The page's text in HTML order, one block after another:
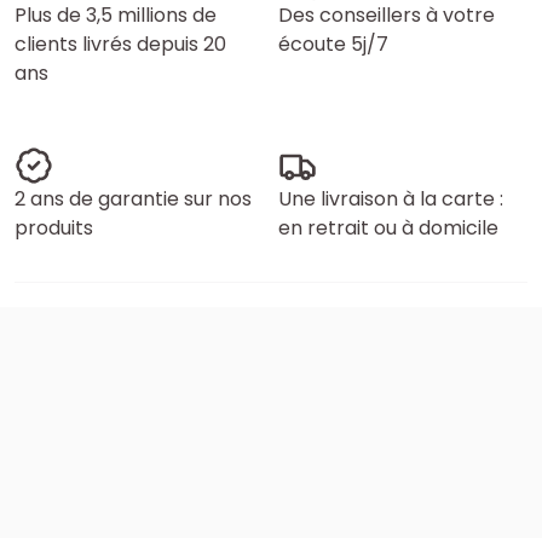
Plus de 3,5 millions de
clients livrés depuis 20
ans
Des conseillers à votre
écoute 5j/7
2 ans de garantie sur nos
produits
Une livraison à la carte :
en retrait ou à domicile